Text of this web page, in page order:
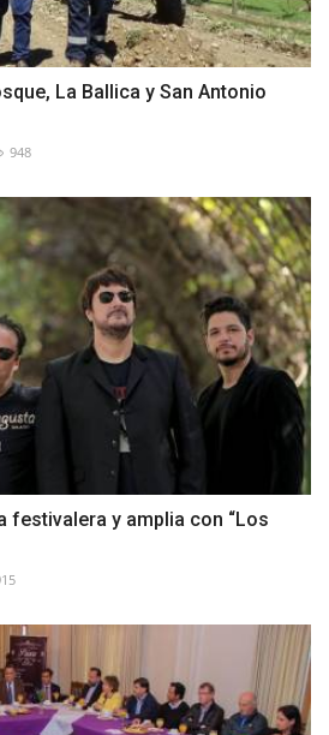
La Ballica y San Antonio
948
festivalera y amplia con “Los